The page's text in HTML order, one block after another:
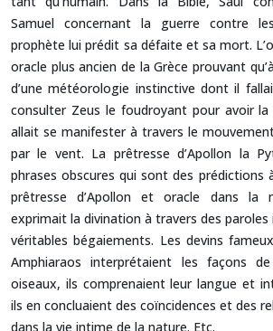
Samuel concernant la guerre contre
prophète lui prédit sa défaite et sa mort.
oracle plus ancien de la Grèce prouvant
d’une météorologie instinctive dont il
consulter Zeus le foudroyant pour avoir
allait se manifester à travers le
par le vent. La prêtresse d’Apollon la
phrases obscures qui sont des prédictions
prêtresse d’Apollon et oracle dans la
exprimait la divination à travers des
véritables bégaiements. Les devins
Amphiaraos interprétaient les façons
oiseaux, ils comprenaient leur langue et
ils en concluaient des coïncidences et des
dans la vie intime de la nature. Etc.